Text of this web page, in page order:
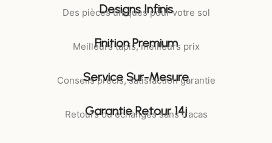
Designs Infinis
Des pièces uniques pour votre sol
Finition Premium
Meilleurs tapis, meilleurs prix
Service Sur-Mesure
Conseils précis, satisfaction garantie
Garantie Retour 14j
Retours ou échanges sans tracas